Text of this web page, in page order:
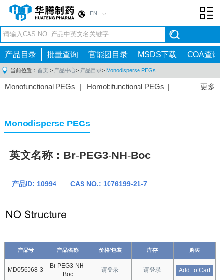
EN
产品目录 批量查询 官能团目录 MSDS下载 COA查询
当前位置： 首页 > 产品中心> 产品目录> Monodisperse PEGs
更多
Monofunctional PEGs | Homobifunctional PEGs |
Monodisperse PEGs
英文名称：Br-PEG3-NH-Boc
产品ID: 10994 CAS NO.: 1076199-21-7
产品号 产品名称 价格/包装 库存 购买
MD056068-3
Br-PEG3-NH-
Boc
请登录 请登录 Add To Cart